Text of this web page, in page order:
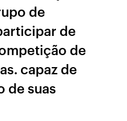
de
de
de
capaz de
de suas